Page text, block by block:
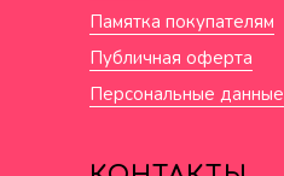
Памятка покупателям
Публичная оферта
Персональные данные